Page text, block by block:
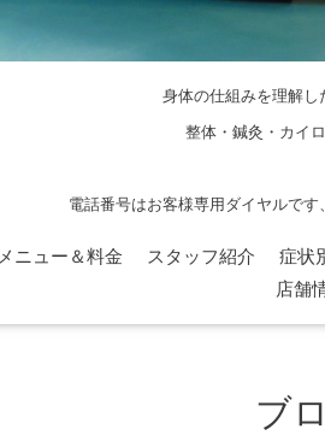
身体の仕組みを理解し
整体・鍼灸・カイ
電話番号はお客様専用ダイヤルで
メニュー＆料金 スタッフ紹介 症状
店舗
ブ